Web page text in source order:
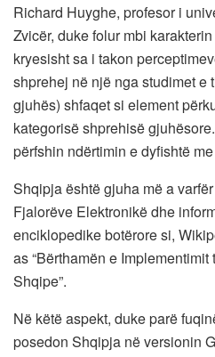
Richard Huyghe, profesor i
Zvicër, duke folur mbi
kryesisht sa i takon
shprehej në një nga studimet e
gjuhës) shfaqet si element
kategorisë shprehisë
përfshin ndërtimin e dyfishtë
Shqipja është gjuha më a
Fjalorëve Elektronikë dhe
enciklopedike botërore si,
as “Bërthamën e
Shqipe”.
Në këtë aspekt, duke parë
posedon Shqipja në versionin